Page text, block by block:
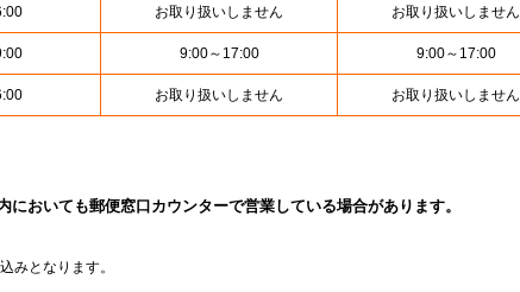
お取り扱いしません お取り扱いしません
9:00～17:00 9:00～17:00
お取り扱いしません お取り扱いしません
おいても郵便窓口カウンターで営業している場合があります。
みとなります。